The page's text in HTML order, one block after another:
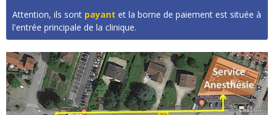
Attention, ils sont payant et la borne de paiement est située à
l'entrée principale de la clinique.